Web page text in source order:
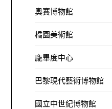
奧賽博物館
橘園美術館
龐畢度中心
巴黎現代藝術博物館
國立中世紀博物館